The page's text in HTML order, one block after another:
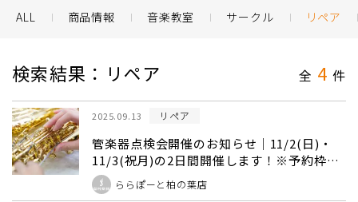
ALL 商品情報 音楽教室 サークル リペア
検索結果：リペア 全 4 件
2025.09.13 リペア
管楽器点検会開催のお知らせ｜11/2(日)・
11/3(祝月)の2日間開催します！※予約枠僅
少
ららぽーと柏の葉店